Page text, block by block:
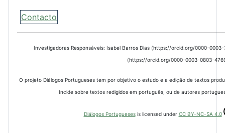
Contacto
Investigadoras Responsáveis: Isabel Barros Dias (https://orcid.org/0000-
(https://orcid.org/0000-0003-0803-
O projeto Diálogos Portugueses tem por objetivo o estudo e a edição de textos
Incide sobre textos redigidos em português, ou de autores
Diálogos Portuguesesis licensed under CC BY-NC-SA 4.0